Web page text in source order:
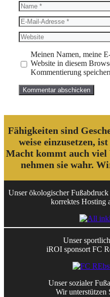
Name
E-
Mail-
Adresse
Website
Meinen Namen, meine
Website in diesem
Kommentierung
Fähigkeiten sind
weise einzusetzen,
Macht kommt auch
nehmen sie wahr.
Unser ökologischer
korrektes Hosting
Unser
iROI sponsort FC
Unser sozialer
Wir unterstützen